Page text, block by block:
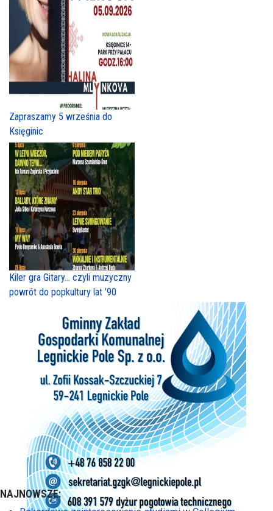
Zapraszamy 5 września do
Księginic
Kiler gra Gitary… czyli muzyczny
powrót do popkultury lat ’90
NAJNOWSZE: